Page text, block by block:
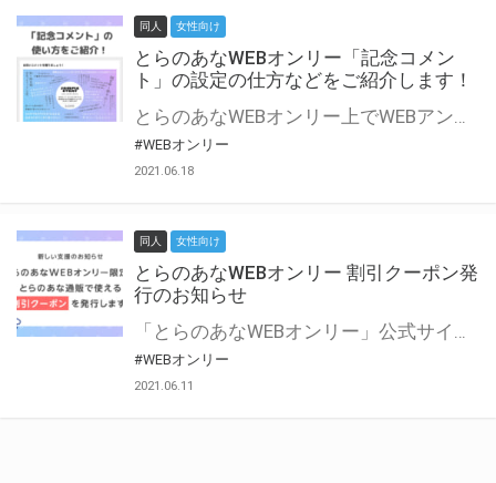
同人 女性向け
とらのあなWEBオンリー「記念コメン
ト」の設定の仕方などをご紹介します！
とらのあなWEBオンリー上でWEBアンソロジーが作成できる「記念コメント」について、その使い方や作成手順を解説します！ 支援タイプを「サークル参加型」「サークル参加型・マルシェ(イベント会場)機能付き」でお申し込みいただいている主催者様はぜひご活用ください♪ とらのあなWEBオンリーサイトはこちら
#WEBオンリー
2021.06.18
同人 女性向け
とらのあなWEBオンリー 割引クーポン発
行のお知らせ
「とらのあなWEBオンリー」公式サイトでとらのあな通販の「割引クーポン」を配布中！ イベントごとに開催当日限定で使える割引クーポンのシリアルコードを発行します。 とらのあなWEBオンリーのページをチェックして、イベント当日にお得にお買い物を楽しみましょう♪ ※本キャンペーンは予告なく終了する場合がございます。 とらのあなWEBオンリーサイトはこちら
#WEBオンリー
2021.06.11